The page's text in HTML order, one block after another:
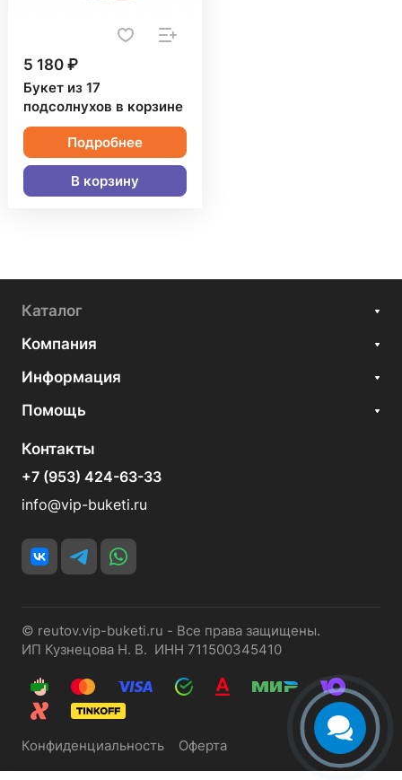
5 180 ₽
Букет из 17
подсолнухов в корзине
Подробнее
В корзину
Каталог
Компания
Информация
Помощь
Контакты
+7 (953) 424-63-33
info@vip-buketi.ru
© reutov.vip-buketi.ru - Все права защищены.
ИП Кузнецова Н. В. ИНН 711500345410
Конфиденциальность Оферта